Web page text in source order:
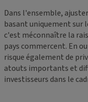
Dans l'ensemble,
basant uniquement sur
c'est méconnaître la
pays commercent. En
risque également de
atouts importants et
investisseurs dans le